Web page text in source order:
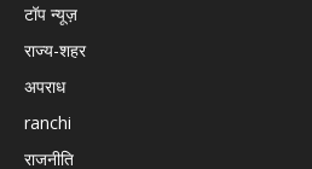
टॉप न्यूज़
राज्य-शहर
अपराध
ranchi
राजनीति